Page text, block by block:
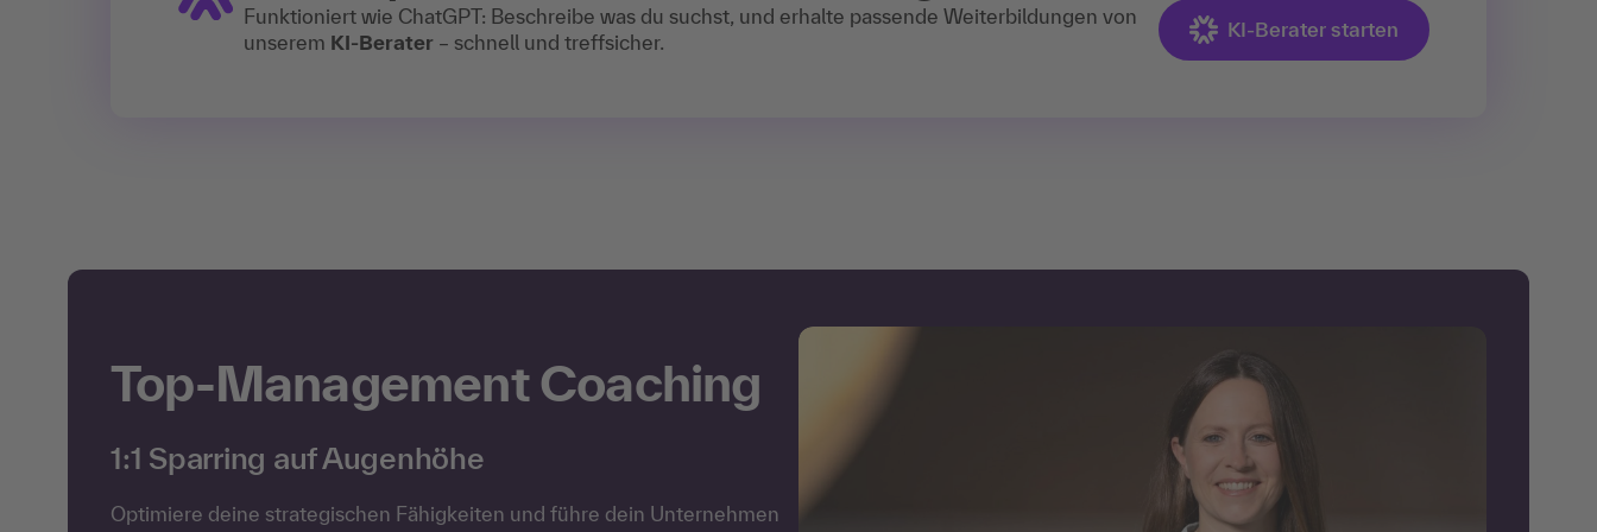
Funktioniert wie ChatGPT: Beschreibe was du suchst, und erhalte passende Weiterbildungen von
unserem KI-Berater – schnell und treffsicher.
KI-Berater starten
Top-Management Coaching
1:1 Sparring auf Augenhöhe
Optimiere deine strategischen Fähigkeiten und führe dein Unternehmen